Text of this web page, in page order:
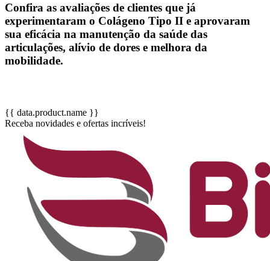
Confira as avaliações de clientes que já
experimentaram o Colágeno Tipo II e aprovaram
sua eficácia na manutenção da saúde das
articulações, alívio de dores e melhora da
mobilidade.
{{ data.product.name }}
Receba novidades e ofertas incríveis!